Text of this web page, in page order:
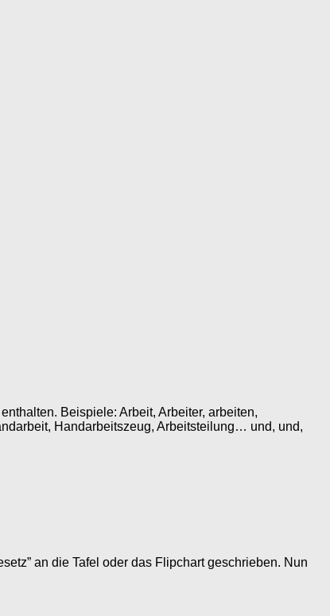
Beispiele: Arbeit, Arbeiter, arbeiten,
Handarbeitszeug, Arbeitsteilung… und, und,
an die Tafel oder das Flipchart geschrieben. Nun